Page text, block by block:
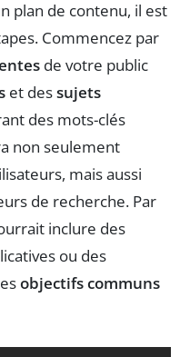
plan de contenu, il est
Commencez par
de votre public
et dessujets
des mots-clés
non seulement
mais aussi
de recherche. Par
inclure des
ou des
objectifs communs